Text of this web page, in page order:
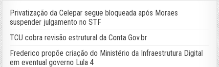
Privatização da Celepar segue bloqueada após Moraes
suspender julgamento no STF
TCU cobra revisão estrutural da Conta Gov.br
Frederico propõe criação do Ministério da Infraestrutura Digital
em eventual governo Lula 4